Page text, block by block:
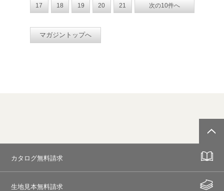
17 18 19 20 21 次の10件へ
マガジントップへ
カタログ無料請求
生地見本無料請求